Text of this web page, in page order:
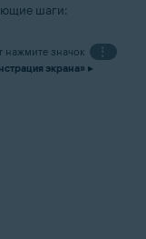
шаги:
нажмите значок
⋮
экрана» ▸